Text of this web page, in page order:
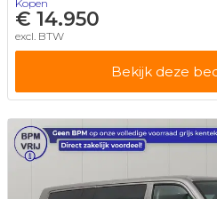
Kopen
€ 14.950
excl. BTW
Bekijk deze